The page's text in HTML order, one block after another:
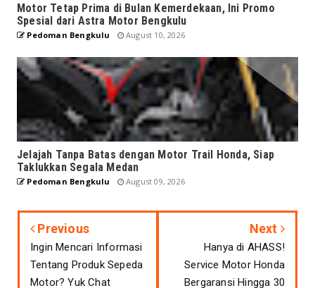
Motor Tetap Prima di Bulan Kemerdekaan, Ini Promo
Spesial dari Astra Motor Bengkulu
Pedoman Bengkulu August 10, 2026
Jelajah Tanpa Batas dengan Motor Trail Honda, Siap
Taklukkan Segala Medan
Pedoman Bengkulu August 09, 2026
Previous
Ingin Mencari Informasi
Tentang Produk Sepeda
Motor? Yuk Chat
Next
Hanya di AHASS!
Service Motor Honda
Bergaransi Hingga 30